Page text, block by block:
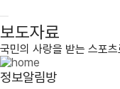
보도자료
국민의 사랑을 받는 스포
정보알림방